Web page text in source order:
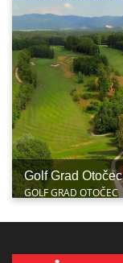
Golf Grad Otočec
GOLF GRAD OTOČEC